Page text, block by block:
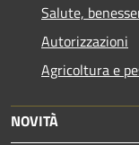
Salute,
Autorizzazioni
Agricoltura e
NOVITÀ